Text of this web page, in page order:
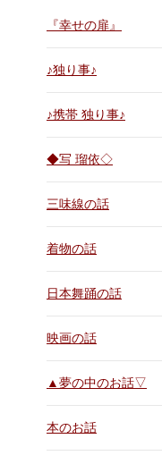
『幸せの扉』
♪独り事♪
♪携帯 独り事♪
◆写 瑠依◇
三味線の話
着物の話
日本舞踊の話
映画の話
▲夢の中のお話▽
本のお話